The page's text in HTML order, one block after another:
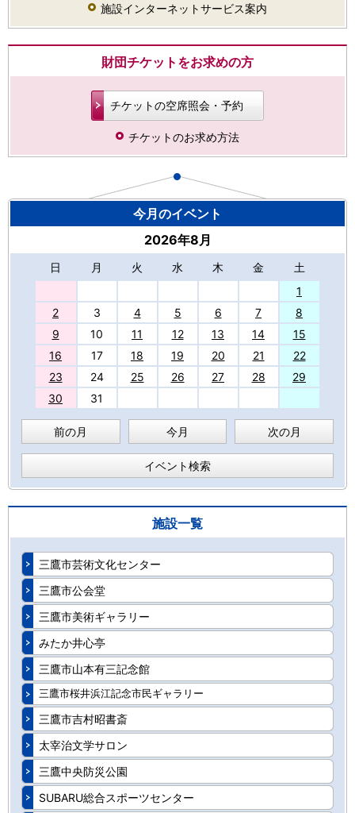
施設インターネットサービス案内
財団チケットをお求めの方
チケットの空席照会・予約
チケットのお求め方法
今月のイベント
2026年8月
日 月 火 水 木 金
土
1
2
3 4 5 6 7
8
9
10 11 12 13 14
15
16
17 18 19 20 21
22
23
24 25 26 27 28
29
30
31
前の月 今月 次の月
イベント検索
施設一覧
三鷹市芸術文化センター
三鷹市公会堂
三鷹市美術ギャラリー
みたか井心亭
三鷹市山本有三記念館
三鷹市桜井浜江記念市民ギャラリー
三鷹市吉村昭書斎
太宰治文学サロン
三鷹中央防災公園
SUBARU総合スポーツセンター